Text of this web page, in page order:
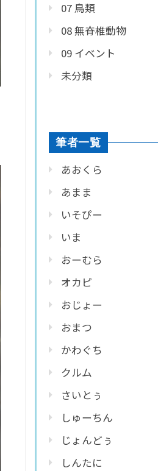
07 鳥類
08 無脊椎動物
09 イベント
未分類
筆者一覧
あおくら
あまま
いそぴー
いま
おーむら
オカピ
おじょー
おまつ
かわぐち
クルム
さいとぅ
しゅーちん
じょんどぅ
しんたに